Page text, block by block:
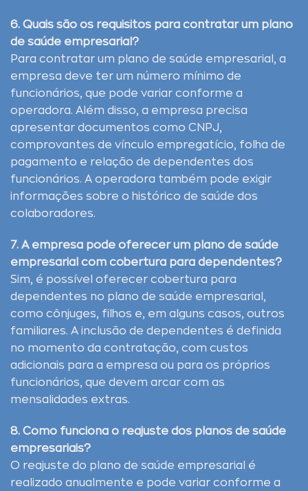
6. Quais são os requisitos para contratar um plano
de saúde empresarial?
Para contratar um plano de saúde empresarial, a
empresa deve ter um número mínimo de
funcionários, que pode variar conforme a
operadora. Além disso, a empresa precisa
apresentar documentos como CNPJ,
comprovantes de vínculo empregatício, folha de
pagamento e relação de dependentes dos
funcionários. A operadora também pode exigir
informações sobre o histórico de saúde dos
colaboradores.
7. A empresa pode oferecer um plano de saúde
empresarial com cobertura para dependentes?
Sim, é possível oferecer cobertura para
dependentes no plano de saúde empresarial,
como cônjuges, filhos e, em alguns casos, outros
familiares. A inclusão de dependentes é definida
no momento da contratação, com custos
adicionais para a empresa ou para os próprios
funcionários, que devem arcar com as
mensalidades extras.
8. Como funciona o reajuste dos planos de saúde
empresariais?
O reajuste do plano de saúde empresarial é
realizado anualmente e pode variar conforme a